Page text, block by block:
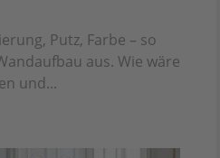
Putz, Farbe – so
aus. Wie wäre
und...